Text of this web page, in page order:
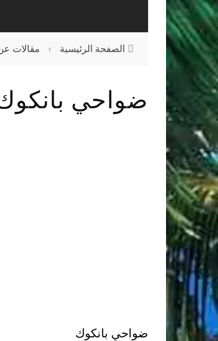
الصفحة الرئيسية › مقالات عن
ضواحي
ضواحي بانكوك